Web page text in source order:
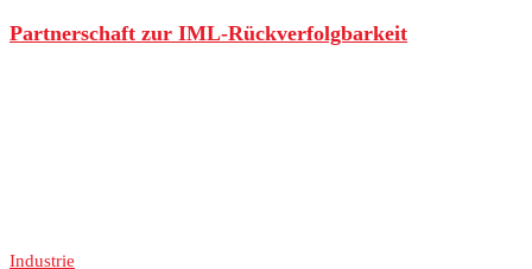
Partnerschaft zur IML-Rückverfolgbarkeit
Industrie